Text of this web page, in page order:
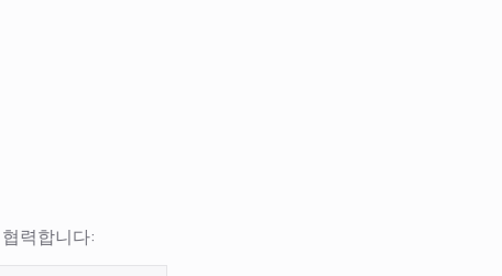
력합니다: